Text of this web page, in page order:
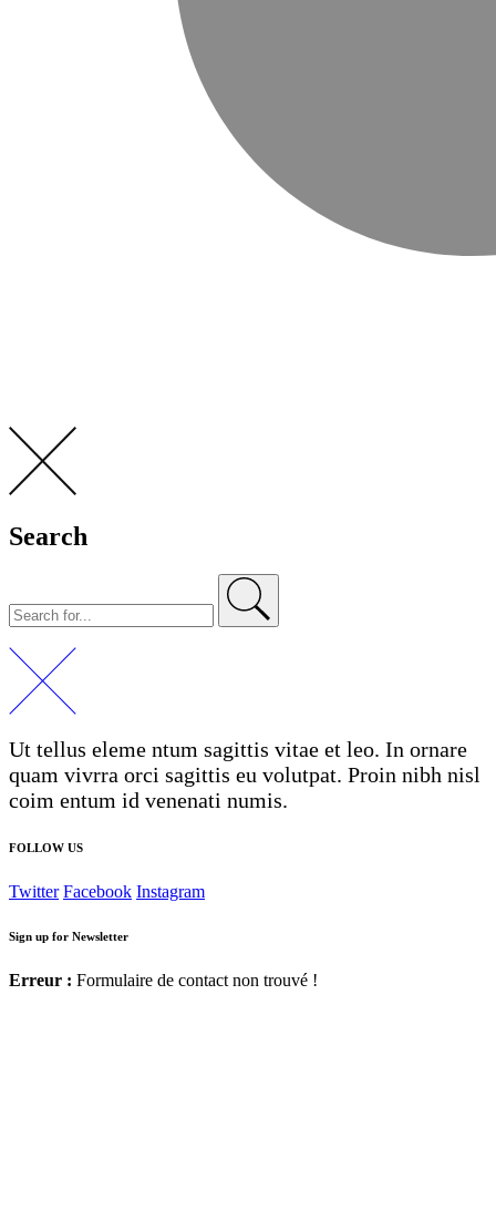
Search
Ut tellus eleme ntum sagittis vitae et leo. In ornare
quam vivrra orci sagittis eu volutpat. Proin nibh nisl
coim entum id venenati numis.
FOLLOW US
Twitter Facebook Instagram
Sign up for Newsletter
Erreur : Formulaire de contact non trouvé !